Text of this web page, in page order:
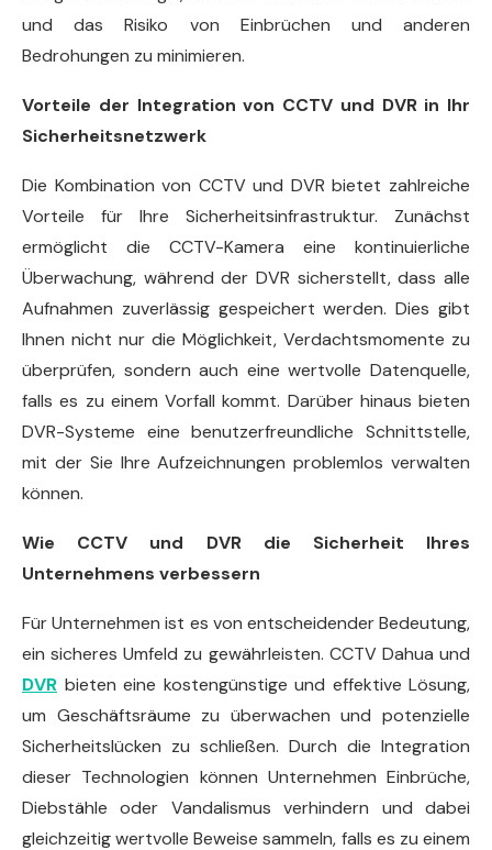
und das Risiko von Einbrüchen und anderen
Bedrohungen zu minimieren.
Vorteile der Integration von CCTV und DVR in Ihr
Sicherheitsnetzwerk
Die Kombination von CCTV und DVR bietet zahlreiche
Vorteile für Ihre Sicherheitsinfrastruktur. Zunächst
ermöglicht die CCTV-Kamera eine kontinuierliche
Überwachung, während der DVR sicherstellt, dass alle
Aufnahmen zuverlässig gespeichert werden. Dies gibt
Ihnen nicht nur die Möglichkeit, Verdachtsmomente zu
überprüfen, sondern auch eine wertvolle Datenquelle,
falls es zu einem Vorfall kommt. Darüber hinaus bieten
DVR-Systeme eine benutzerfreundliche Schnittstelle,
mit der Sie Ihre Aufzeichnungen problemlos verwalten
können.
Wie CCTV und DVR die Sicherheit Ihres
Unternehmens verbessern
Für Unternehmen ist es von entscheidender Bedeutung,
ein sicheres Umfeld zu gewährleisten. CCTV Dahua und
DVR bieten eine kostengünstige und effektive Lösung,
um Geschäftsräume zu überwachen und potenzielle
Sicherheitslücken zu schließen. Durch die Integration
dieser Technologien können Unternehmen Einbrüche,
Diebstähle oder Vandalismus verhindern und dabei
gleichzeitig wertvolle Beweise sammeln, falls es zu einem